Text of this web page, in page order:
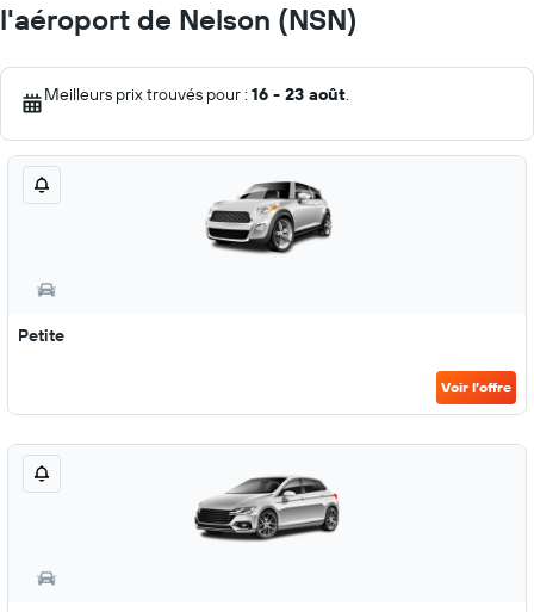
l'aéroport de Nelson (NSN)
Meilleurs prix trouvés pour : 16 - 23 août.
Petite
Voir l’offre